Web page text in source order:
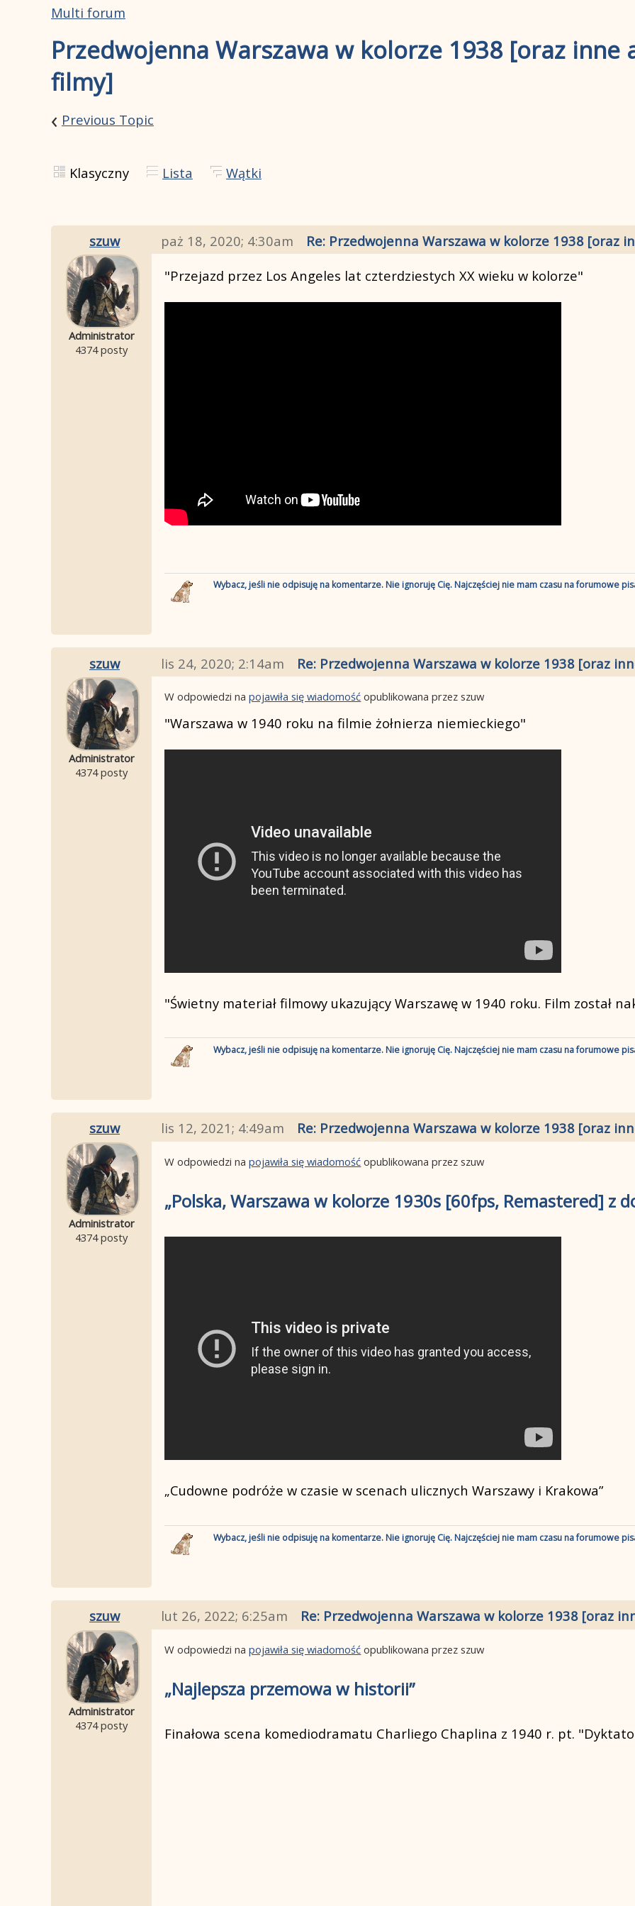
Multi forum
Przedwojenna Warszawa w kolorze 1938 [oraz inne
filmy]
‹ Previous Topic
Klasyczny Lista Wątki
szuw
paż 18, 2020; 4:30am Re: Przedwojenna Warszawa w kolorze 1938 [oraz
Administrator
4374 posty
"Przejazd przez Los Angeles lat czterdziestych XX wieku w kolorze"
Wybacz, jeśli nie odpisuję na komentarze. Nie ignoruję Cię. Najczęściej nie mam czasu na forumowe
szuw lis 24, 2020; 2:14am Re: Przedwojenna Warszawa w kolorze 1938 [oraz
Administrator
4374 posty
W odpowiedzi napojawiła się wiadomość opublikowana przez szuw
"Warszawa w 1940 roku na filmie żołnierza niemieckiego"
"Świetny materiał filmowy ukazujący Warszawę w 1940 roku. Film został
Wybacz, jeśli nie odpisuję na komentarze. Nie ignoruję Cię. Najczęściej nie mam czasu na forumowe
szuw lis 12, 2021; 4:49am Re: Przedwojenna Warszawa w kolorze 1938 [oraz
Administrator
4374 posty
W odpowiedzi napojawiła się wiadomość opublikowana przez szuw
„Polska, Warszawa w kolorze 1930s [60fps, Remastered] z
„Cudowne podróże w czasie w scenach ulicznych Warszawy i Krakowa”
Wybacz, jeśli nie odpisuję na komentarze. Nie ignoruję Cię. Najczęściej nie mam czasu na forumowe
szuw lut 26, 2022; 6:25am Re: Przedwojenna Warszawa w kolorze 1938 [oraz
Administrator
4374 posty
W odpowiedzi napojawiła się wiadomość opublikowana przez szuw
„Najlepsza przemowa w historii”
Finałowa scena komediodramatu Charliego Chaplina z 1940 r. pt.